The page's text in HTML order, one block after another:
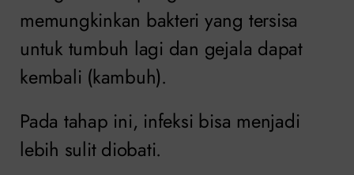
memungkinkan bakteri yang tersisa
untuk tumbuh lagi dan gejala dapat
kembali (kambuh).
Pada tahap ini, infeksi bisa menjadi
lebih sulit diobati.